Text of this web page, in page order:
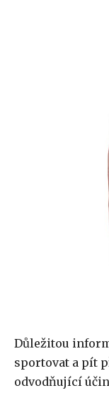
Důležitou
sportovat a pít
odvodňující